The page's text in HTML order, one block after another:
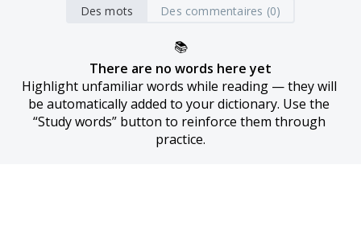
Des mots Des commentaires (0)
📚
There are no words here yet
Highlight unfamiliar words while reading — they will
be automatically added to your dictionary. Use the
“Study words” button to reinforce them through
practice.